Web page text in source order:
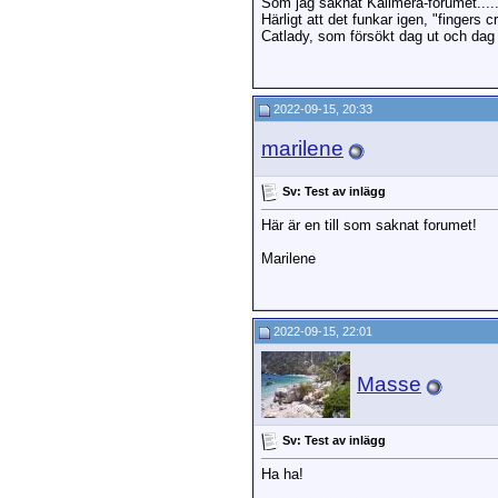
Härligt att det funkar igen, "fingers
Catlady, som försökt dag ut och dag
2022-09-15, 20:33
marilene
Sv: Test av inlägg
Här är en till som saknat forumet!
Marilene
2022-09-15, 22:01
Masse
Sv: Test av inlägg
Ha ha!